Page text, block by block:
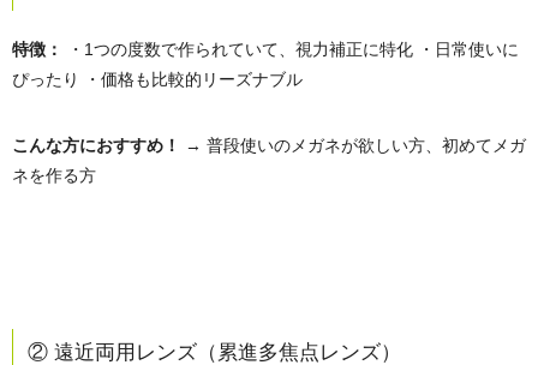
特徴：
・1つの度数で作られていて、視力補正に特化 ・日常使いに
ぴったり ・価格も比較的リーズナブル
こんな方におすすめ！
→ 普段使いのメガネが欲しい方、初めてメガ
ネを作る方
② 遠近両用レンズ（累進多焦点レンズ）